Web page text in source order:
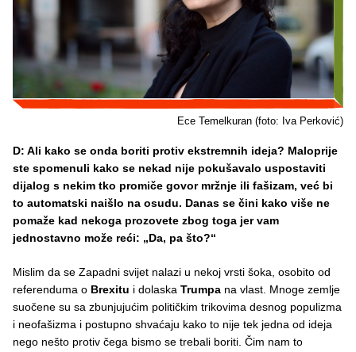
Ece Temelkuran (foto: Iva Perković)
D: Ali kako se onda boriti protiv ekstremnih ideja? Maloprije
ste spomenuli kako se nekad nije pokušavalo uspostaviti
dijalog s nekim tko promiče govor mržnje ili fašizam, već bi
to automatski naišlo na osudu. Danas se čini kako više ne
pomaže kad nekoga prozovete zbog toga jer vam
jednostavno može reći: „Da, pa što?“
Mislim da se Zapadni svijet nalazi u nekoj vrsti šoka, osobito od
referenduma o Brexitu i dolaska Trumpa na vlast. Mnoge zemlje
suočene su sa zbunjujućim političkim trikovima desnog populizma
i neofašizma i postupno shvaćaju kako to nije tek jedna od ideja
nego nešto protiv čega bismo se trebali boriti. Čim nam to